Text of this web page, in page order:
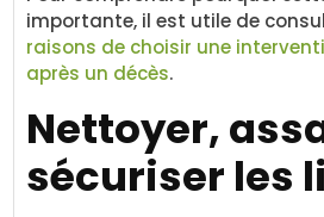
importante, il est utile de
raisons de choisir une
après un décès.
Nettoyer,
sécuriser les